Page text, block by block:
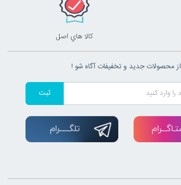
کالا هاي اصل
از محصولات جدید و تخفیفات آگاه شو !
ثبت